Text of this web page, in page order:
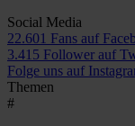
Social Media
22.601 Fans auf
3.415 Follower auf
Folge uns auf
Themen
#